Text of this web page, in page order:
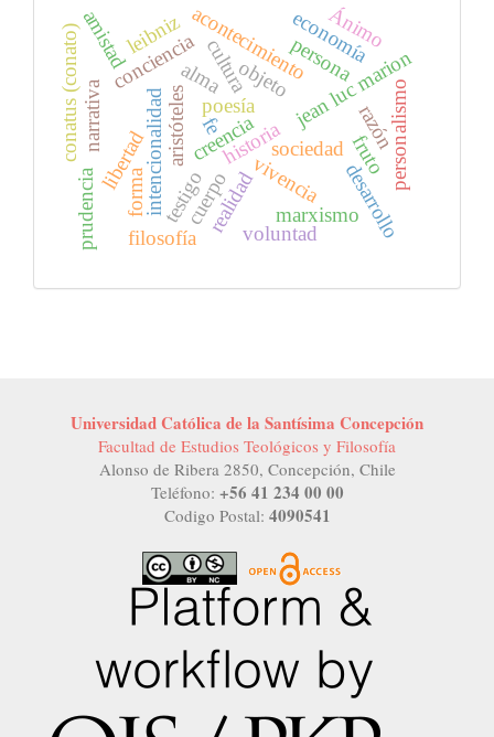
historia
vivencia
poesía
cultura
sociedad
creencia
intencionalidad
conciencia objeto
realidad
jean luc marion
acontecimiento
testigo
frutopersonalismo
persona
marxismo
leibniz
filosofía desarrollo
economía
libertad
fe razón
aristóteles
prudencia
amistad
narrativa
voluntad
alma
cuerpo
forma
conatus (conato) Ánimo
Universidad Católica de la Santísima Concepción
Facultad de Estudios Teológicos y Filosofía
Alonso de Ribera 2850, Concepción, Chile
Teléfono: +56 41 234 00 00
Codigo Postal: 4090541